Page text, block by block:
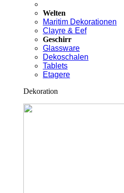
Welten
Maritim Dekorationen
Clayre & Eef
Geschirr
Glassware
Dekoschalen
Tablets
Etagere
Dekoration